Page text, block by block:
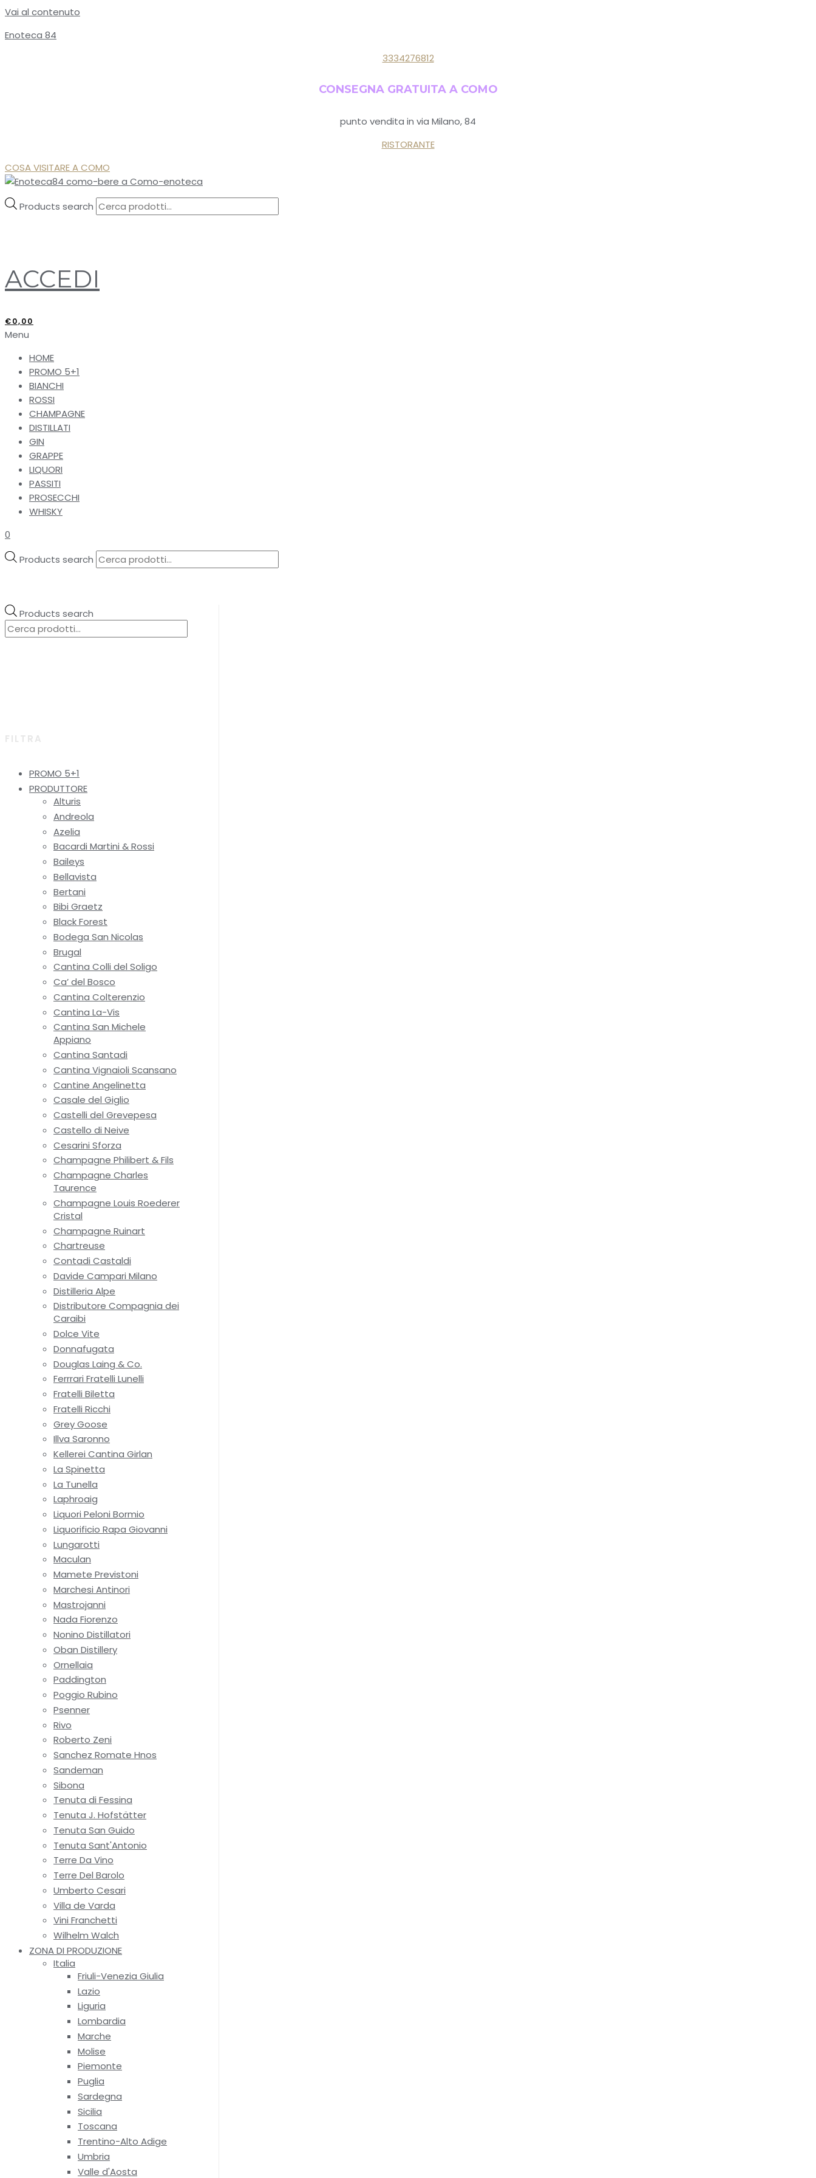
Vai al contenuto
Enoteca 84
3334276812
CONSEGNA GRATUITA A COMO
punto vendita in via Milano, 84
RISTORANTE
COSA VISITARE A COMO
Products search
ACCEDI
€0,00
Menu
HOME
PROMO 5+1
BIANCHI
ROSSI
CHAMPAGNE
DISTILLATI
GIN
GRAPPE
LIQUORI
PASSITI
PROSECCHI
WHISKY
0
Products search
Products search
FILTRA
PROMO 5+1
PRODUTTORE
Alturis
Andreola
Azelia
Bacardi Martini & Rossi
Baileys
Bellavista
Bertani
Bibi Graetz
Black Forest
Bodega San Nicolas
Brugal
Cantina Colli del Soligo
Ca’ del Bosco
Cantina Colterenzio
Cantina La-Vis
Cantina San Michele
Appiano
Cantina Santadi
Cantina Vignaioli Scansano
Cantine Angelinetta
Casale del Giglio
Castelli del Grevepesa
Castello di Neive
Cesarini Sforza
Champagne Philibert & Fils
Champagne Charles
Taurence
Champagne Louis Roederer
Cristal
Champagne Ruinart
Chartreuse
Contadi Castaldi
Davide Campari Milano
Distilleria Alpe
Distributore Compagnia dei
Caraibi
Dolce Vite
Donnafugata
Douglas Laing & Co.
Ferrrari Fratelli Lunelli
Fratelli Biletta
Fratelli Ricchi
Grey Goose
Illva Saronno
Kellerei Cantina Girlan
La Spinetta
La Tunella
Laphroaig
Liquori Peloni Bormio
Liquorificio Rapa Giovanni
Lungarotti
Maculan
Mamete Previstoni
Marchesi Antinori
Mastrojanni
Nada Fiorenzo
Nonino Distillatori
Oban Distillery
Ornellaia
Paddington
Poggio Rubino
Psenner
Rivo
Roberto Zeni
Sanchez Romate Hnos
Sandeman
Sibona
Tenuta di Fessina
Tenuta J. Hofstätter
Tenuta San Guido
Tenuta Sant'Antonio
Terre Da Vino
Terre Del Barolo
Umberto Cesari
Villa de Varda
Vini Franchetti
Wilhelm Walch
ZONA DI PRODUZIONE
Italia
Friuli-Venezia Giulia
Lazio
Liguria
Lombardia
Marche
Molise
Piemonte
Puglia
Sardegna
Sicilia
Toscana
Trentino-Alto Adige
Umbria
Valle d'Aosta